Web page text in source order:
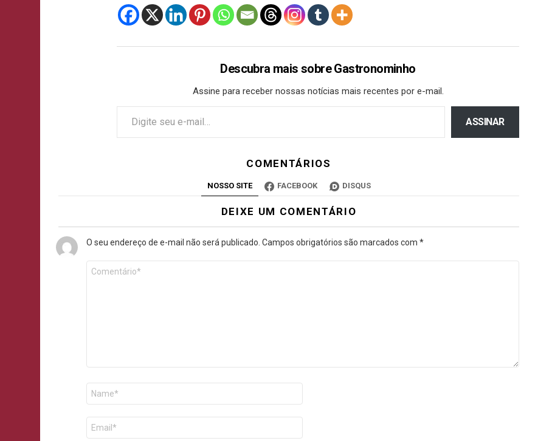
Descubra mais sobre Gastronominho
Assine para receber nossas notícias mais recentes por e-mail.
ASSINAR
COMENTÁRIOS
NOSSO SITE FACEBOOK DISQUS
DEIXE UM COMENTÁRIO
O seu endereço de e-mail não será publicado. Campos obrigatórios são marcados com *
mail